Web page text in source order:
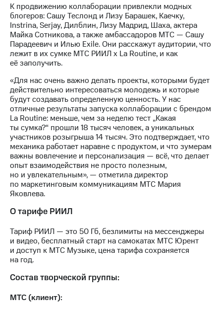
Раскрытие
информации
Информация
акционерам
Документы
ПАО
"МТС"
акционеров
Личный
кабинет
акционера
Акционерный
капитал
Контроль
и
аудит
Рынок
акций
Описание
приобретения
выкупа
акций
Дивиденды
Еврооблигации-2023
К продвижению коллаборации привлекли модных
блогеров: Сашу Теслонд и Лизу Барашек, Каечку,
Instrina, Serjay, Дилблин, Лизу Мадрид, Шаха, актера
Майка Сотникова, а также амбассадоров МТС — Сашу
Парадеевич и Илью Exile. Они расскажут аудитории, что
лежит в их сумке МТС РИИЛ х La Routine, и как
её заполучить.
«Для нас очень важно делать проекты, которыми будет
действительно интересоваться молодежь и которые
будут создавать определенную ценность. У нас
отличные результаты запуска коллаборации с брендом
La Routine: меньше, чем за неделю тест „Какая
ты сумка?“ прошли 18 тысяч человек, а уникальных
участников розыгрыша 14 тысяч. Это подтверждает, что
механика работает наравне с продуктом, и что зумерам
важны вовлечение и персонализация — всё, что делает
опыт взаимодействия не просто полезным,
но и увлекательным», — отметила директор
по маркетинговым коммуникациям МТС Мария
Яковлева.
О тарифе РИИЛ
Тариф РИИЛ — это 50 Гб, безлимиты на мессенджеры
и видео, бесплатный старт на самокатах МТС Юрент
и доступ к МТС Музыке, цена тарифа сохраняется
на год.
Состав творческой группы:
МТС (клиент):